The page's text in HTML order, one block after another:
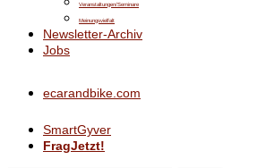
Veranstaltungen/Seminare
Meinungsvielfalt
Newsletter-Archiv
Jobs
ecarandbike.com
SmartGyver
FragJetzt!